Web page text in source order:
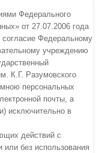
Федерального
от 27.07.2006 года
Федеральному
учреждению
К.Г. Разумовского
персональных
почты, а
исключительно в
действий с
или без использования